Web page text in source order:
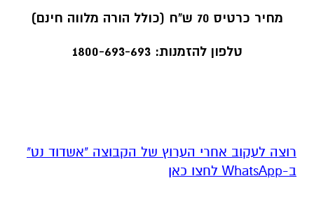
מחיר כרטיס 70 ש"ח (כולל הורה מלווה חינם)
טלפון להזמנות: 1800-693-693
רוצה לעקוב אחרי הערוץ של הקבוצה "אשדוד נט"
ב-WhatsApp לחצו כאן